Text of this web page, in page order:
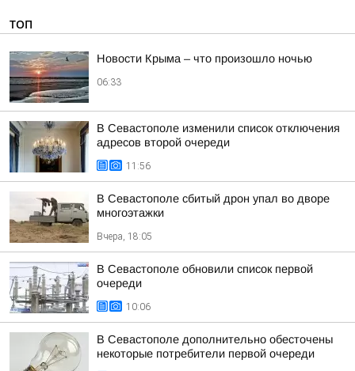
ТОП
Новости Крыма – что произошло ночью
06:33
В Севастополе изменили список отключения
адресов второй очереди
11:56
В Севастополе сбитый дрон упал во дворе
многоэтажки
Вчера, 18:05
В Севастополе обновили список первой
очереди
10:06
В Севастополе дополнительно обесточены
некоторые потребители первой очереди